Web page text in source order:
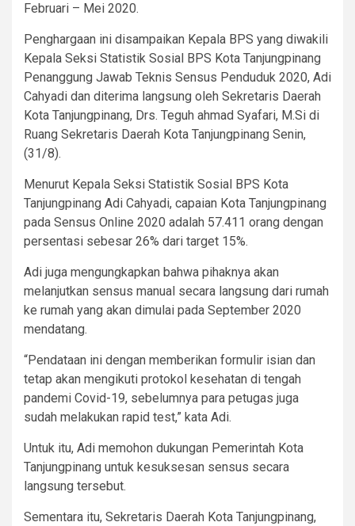
Februari – Mei 2020.
Penghargaan ini disampaikan Kepala BPS yang diwakili
Kepala Seksi Statistik Sosial BPS Kota Tanjungpinang
Penanggung Jawab Teknis Sensus Penduduk 2020, Adi
Cahyadi dan diterima langsung oleh Sekretaris Daerah
Kota Tanjungpinang, Drs. Teguh ahmad Syafari, M.Si di
Ruang Sekretaris Daerah Kota Tanjungpinang Senin,
(31/8).
Menurut Kepala Seksi Statistik Sosial BPS Kota
Tanjungpinang Adi Cahyadi, capaian Kota Tanjungpinang
pada Sensus Online 2020 adalah 57.411 orang dengan
persentasi sebesar 26% dari target 15%.
Adi juga mengungkapkan bahwa pihaknya akan
melanjutkan sensus manual secara langsung dari rumah
ke rumah yang akan dimulai pada September 2020
mendatang.
“Pendataan ini dengan memberikan formulir isian dan
tetap akan mengikuti protokol kesehatan di tengah
pandemi Covid-19, sebelumnya para petugas juga
sudah melakukan rapid test,” kata Adi.
Untuk itu, Adi memohon dukungan Pemerintah Kota
Tanjungpinang untuk kesuksesan sensus secara
langsung tersebut.
Sementara itu, Sekretaris Daerah Kota Tanjungpinang,